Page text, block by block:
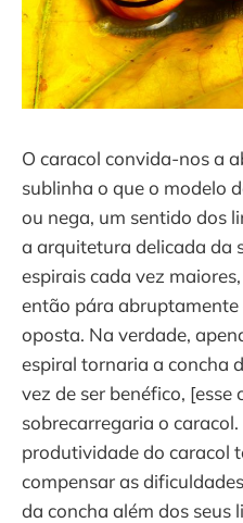
O caracol convida-nos a
sublinha o que o modelo
ou nega, um sentido dos
a arquitetura delicada da
espirais cada vez
então pára abruptamente
oposta. Na verdade,
espiral tornaria a concha
vez de ser benéfico, [esse
sobrecarregaria o
produtividade do caracol
compensar as
da concha além dos seus